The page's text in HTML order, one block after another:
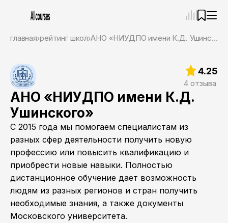
главная рейтинг школ АНО «НИУДПО имени К.Д. Ушинского»
АНО «НИУДПО имени К.Д.
Ушинского»
4.25
4 отзыва
С 2015 года мы помогаем специалистам из
разных сфер деятельности получить новую
профессию или повысить квалификацию и
приобрести новые навыки. Полностью
дистанционное обучение дает возможность
людям из разных регионов и стран получить
необходимые знания, а также документы
Московского университета.
Ассистент
Привет! Я Ваш карьерный навигатор. Подберу
курсы, которые соответствует именно вашим
целям.
Пожалуйста, ответьте на несколько вопросов,
чтобы начать.
Приступим?